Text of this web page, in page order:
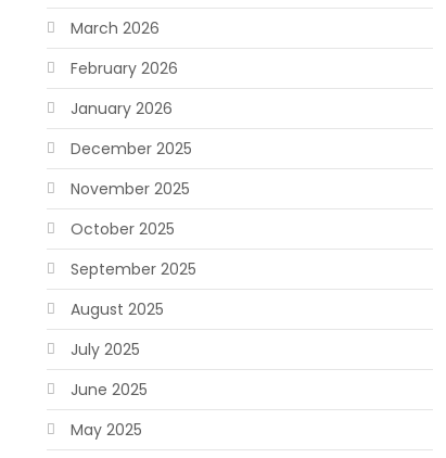
March 2026
February 2026
January 2026
December 2025
November 2025
October 2025
September 2025
August 2025
July 2025
June 2025
May 2025